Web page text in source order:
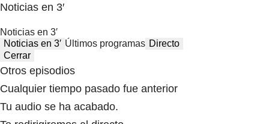
Noticias en 3′
Noticias en 3′
Noticias en 3′ Últimos programas Directo
Cerrar
Otros episodios
Cualquier tiempo pasado fue anterior
Tu audio se ha acabado.